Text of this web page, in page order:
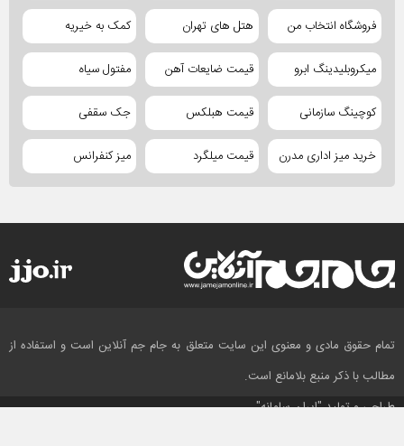
فروشگاه انتخاب من هتل های تهران کمک به خیریه
میکروبلیدینگ ابرو قیمت ضایعات آهن مفتول سیاه
کوچینگ سازمانی قیمت هبلکس جک سقفی
خرید میز اداری مدرن قیمت میلگرد میز کنفرانس
تمام حقوق مادی و معنوی این سایت متعلق به جام جم آنلاین است و استفاده از
مطالب با ذکر منبع بلامانع است.
طراحی و تولید"ایران سامانه"